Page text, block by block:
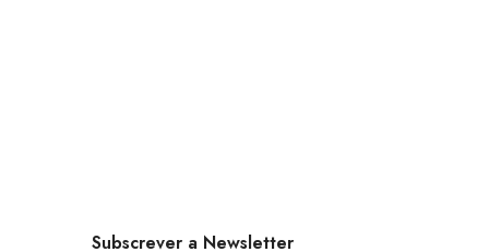
Subscrever a Newsletter